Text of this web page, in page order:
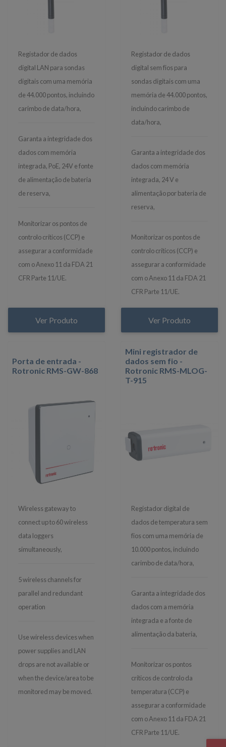
Registador de dados
digital LAN para sondas
digitais com uma memória
de 44.000 pontos, incluindo
carimbo de data/hora,
Garanta a integridade dos
dados com memória
integrada, PoE, 24V e fonte
de alimentação de bateria
de reserva,
Monitorizar os pontos de
controlo críticos (CCP) e
assegurar a conformidade
com o Anexo 11 da FDA 21
CFR Parte 11/UE.
Ver Produto
Registador de dados
digital sem fios para
sondas digitais com uma
memória de 44.000 pontos,
incluindo carimbo de
data/hora,
Garanta a integridade dos
dados com memória
integrada, 24 V e
alimentação por bateria de
reserva,
Monitorizar os pontos de
controlo críticos (CCP) e
assegurar a conformidade
com o Anexo 11 da FDA 21
CFR Parte 11/UE.
Ver Produto
Porta de entrada -
Rotronic RMS-GW-868
Wireless gateway to
connect up to 60 wireless
data loggers
simultaneously,
5 wireless channels for
parallel and redundant
operation
Use wireless devices when
power supplies and LAN
drops are not available or
when the device/area to be
monitored may be moved.
Mini registrador de
dados sem fio -
Rotronic RMS-MLOG-
T-915
Registador digital de
dados de temperatura sem
fios com uma memória de
10.000 pontos, incluindo
carimbo de data/hora,
Garanta a integridade dos
dados com a memória
integrada e a fonte de
alimentação da bateria,
Monitorizar os pontos
críticos de controlo da
temperatura (CCP) e
assegurar a conformidade
com o Anexo 11 da FDA 21
CFR Parte 11/UE.